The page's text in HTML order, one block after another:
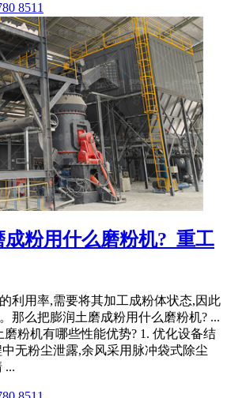
8511
粉用什么磨粉机?_重工
利用率,需要将其加工成粉体状态,因此
那么把膨润土磨成粉用什么磨粉机? ...
粉机有哪些性能优势? 1. 优化设备结
无粉尘泄露,余风采用脉冲袋式除尘
...